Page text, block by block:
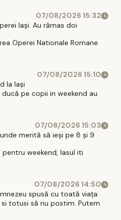
07/08/2026 15:32
Iași. Au rămas doi
Operei Nationale Romane
07/08/2026 15:10
la Iași
pe copii in weekend au
07/08/2026 15:03
merită să ieși pe 8 și 9
weekend, Iasul iti
07/08/2026 14:50
spusă cu toată viața
totusi să nu postim. Putem